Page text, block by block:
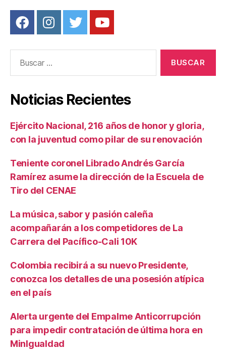
Noticias Recientes
Ejército Nacional, 216 años de honor y gloria,
con la juventud como pilar de su renovación
Teniente coronel Librado Andrés García
Ramírez asume la dirección de la Escuela de
Tiro del CENAE
La música, sabor y pasión caleña
acompañarán a los competidores de La
Carrera del Pacífico-Cali 10K
Colombia recibirá a su nuevo Presidente,
conozca los detalles de una posesión atípica
en el país
Alerta urgente del Empalme Anticorrupción
para impedir contratación de última hora en
MinIgualdad